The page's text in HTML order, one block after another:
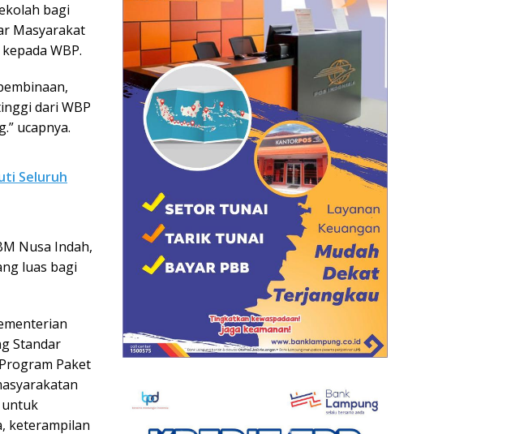
bagi
Masyarakat
WBP.
dari WBP
ucapnya.
Seluruh
Nusa Indah,
luas bagi
Standar
Paket
untuk
keterampilan